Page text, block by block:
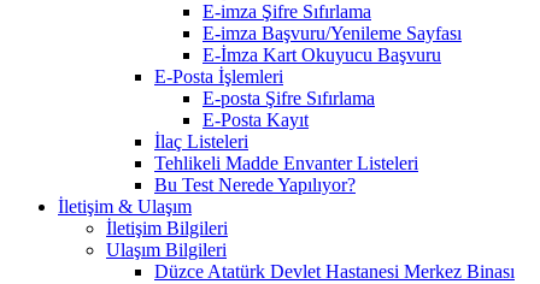
E-imza Şifre Sıfırlama
E-imza Başvuru/Yenileme Sayfası
E-İmza Kart Okuyucu Başvuru
E-Posta İşlemleri
E-posta Şifre Sıfırlama
E-Posta Kayıt
İlaç Listeleri
Tehlikeli Madde Envanter Listeleri
Bu Test Nerede Yapılıyor?
İletişim & Ulaşım
İletişim Bilgileri
Ulaşım Bilgileri
Düzce Atatürk Devlet Hastanesi Merkez Binası